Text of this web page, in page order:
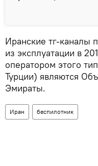
Иранские тг-каналы
из эксплуатации в
оператором этого
Турции) являются
Эмираты.
Иран беспилотник